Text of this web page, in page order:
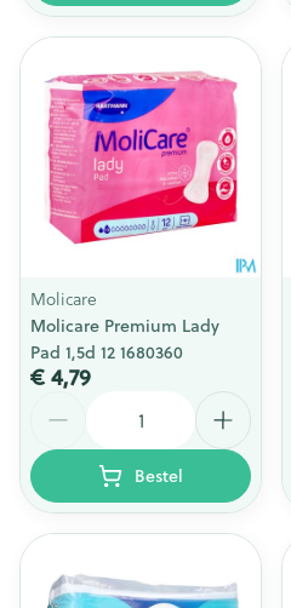
Molicare
Molicare Premium Lady
Pad 1,5d 12 1680360
€ 4,79
Bestel